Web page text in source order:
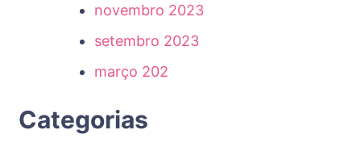
novembro 2023
setembro 2023
março 202
Categorias